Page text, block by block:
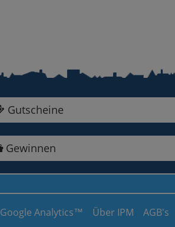
Gutscheine
Gewinnen
Google Analytics™ Über IPM AGB's